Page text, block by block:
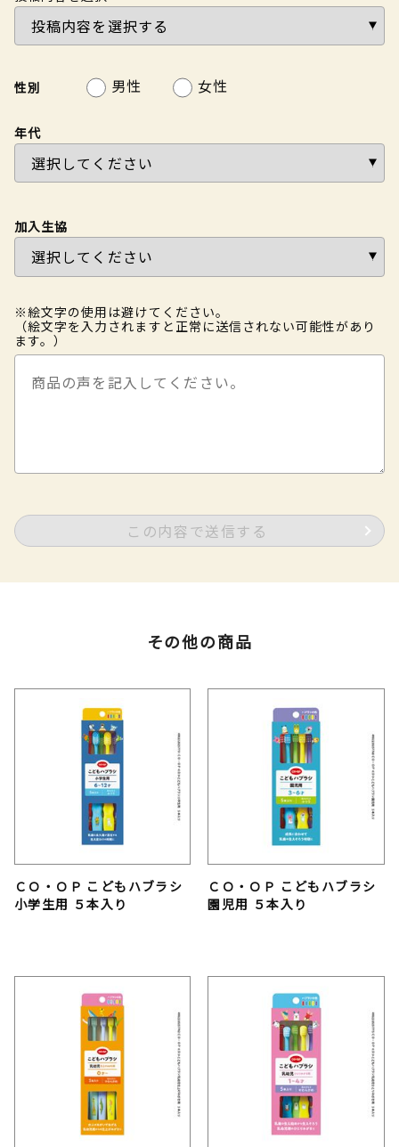
性別 男性 女性
年代
加入生協
※絵文字の使用は避けてください。
（絵文字を入力されますと正常に送信されない可能性があり
ます。）
この内容で送信する
その他の商品
ＣＯ・ＯＰ こどもハブラシ
小学生用 ５本入り
ＣＯ・ＯＰ こどもハブラシ
園児用 ５本入り